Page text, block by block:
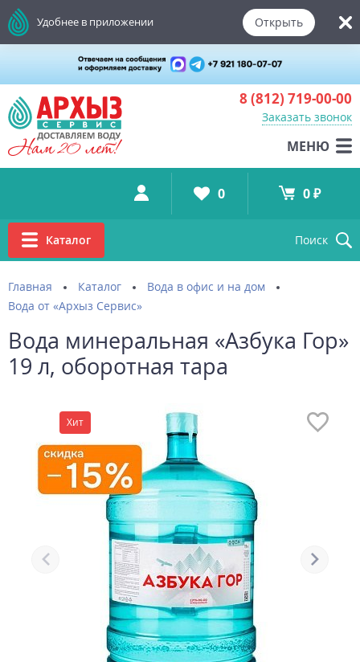
8 (812) 719-00-00
Заказать звонок
МЕНЮ
Удобнее в приложении Открыть
Каталог Поиск
0 0 ₽
Главная Каталог
Вода в офис и на дом
Вода от «Архыз Сервис»
Вода минеральная «Азбука Гор»
19 л, оборотная тара
Хит